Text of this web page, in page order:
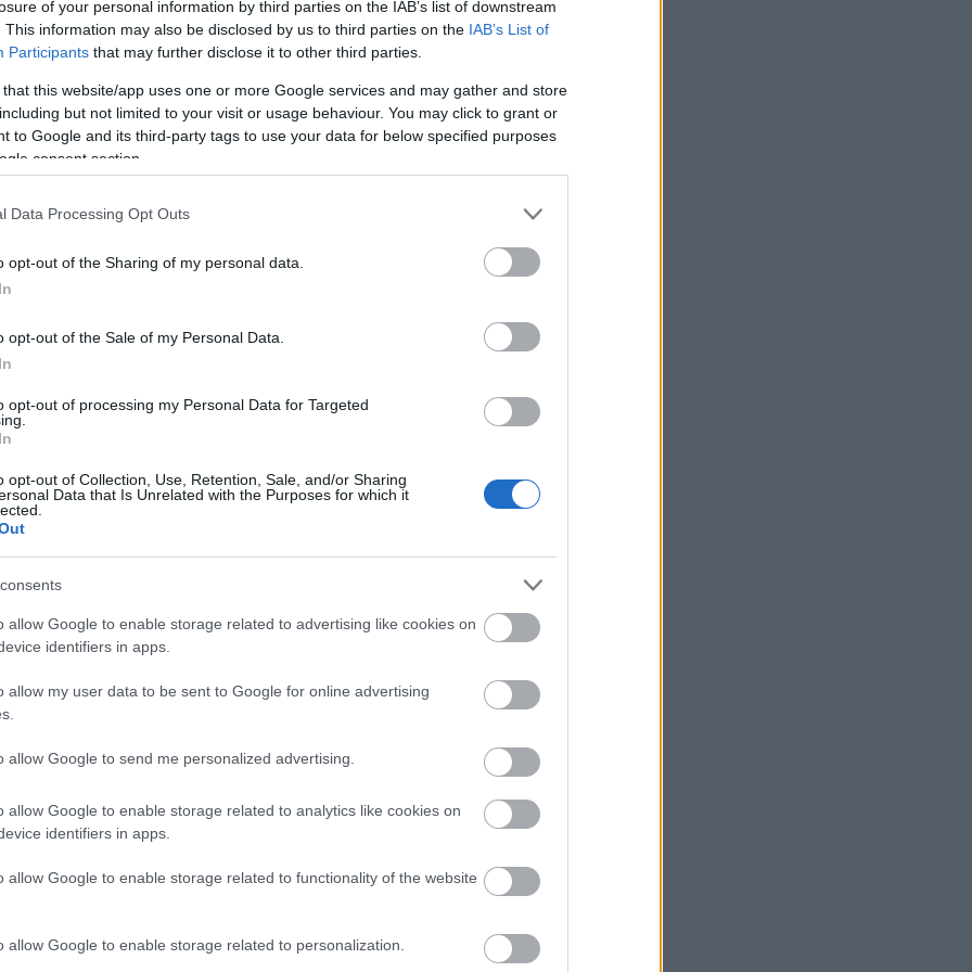
of your personal information by third parties on the IAB’s list of downstream
This information may also be disclosed by us to third parties on the IAB’s List of
Participants that may further disclose it to other third parties.
that this website/app uses one or more Google services and may gather and store
but not limited to your visit or usage behaviour. You may click to grant or
to Google and its third-party tags to use your data for below specified purposes
consent section.
Data Processing Opt Outs
opt-out of the Sharing of my personal data.
opt-out of the Sale of my Personal Data.
opt-out of processing my Personal Data for Targeted
opt-out of Collection, Use, Retention, Sale, and/or Sharing
Data that Is Unrelated with the Purposes for which it
allow Google to enable storage related to advertising like cookies on
identifiers in apps.
allow my user data to be sent to Google for online advertising
allow Google to send me personalized advertising.
allow Google to enable storage related to analytics like cookies on
identifiers in apps.
allow Google to enable storage related to functionality of the website
allow Google to enable storage related to personalization.
ότι «η μεγάλη εικόνα της
προοπτικές εξαιρετικά αισιόδοξες, με
νέων ποιοτικών θέσεων
προκαταβολές, είπε ότι «εμείς
για να τα δανείσουμε στην κοινωνία
να τα πάρουμε μελλοντικά πίσω».
δισεκατομμύρια ευρώ,
ευρώ, δηλαδή εμείς
αυτά που δανειστήκαμε, αλλά
αυτά που δανείστηκαν, διότι 6
εκατ. ευρώ
τα χρήματα για «μεταγραφές
αεροδρομίου»
μέρισμα - Στις 26 Αυγούστου η
Αττική για τον ιό του Δυτικού Νείλου -
Τι πρέπει να προσέχουν οι
Πολύ υψηλός κίνδυνος πυρκαγιάς
αύριο σε Κρήτη, Χίο, Σάμο και Ικαρία
Γαλλία δε θα ανεχθεί καμία απόπειρα
ξένης ανάμιξης»
αεροσκάφος που θα αποκτήσει ο
ελληνικός στόλος
τους εκτελεστές της «Greek Mafia»
Μειώθηκε στα 2,615 δισ. ευρώ το
εμπορικό έλλειμμα τον Ιούνιο - «Άλμα»
26,3% στις εξαγωγές
σταματήσουμε να επενδύουμε στην
πρόληψη και τους ανθρώπους»
Έρευνα του ΕΟΤ: Η Ελλάδα στις
κορυφαίες επιλογές των Ευρωπαίων
Νέο Αεροδρόμιο Κρήτης: Έπεσαν οι
αεροναυτιλίας
Γερμανία: Συνεδρίαση του Εθνικού
drone